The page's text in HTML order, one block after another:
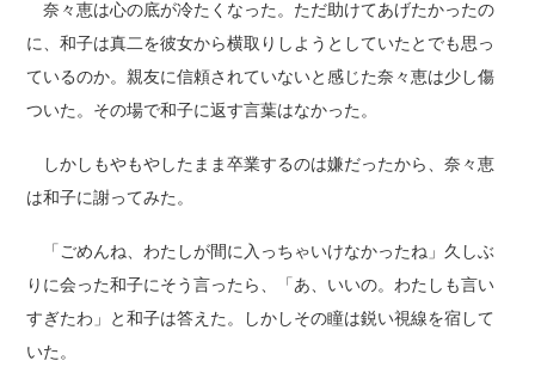
奈々恵は心の底が冷たくなった。ただ助けてあげたかったの
に、和子は真二を彼女から横取りしようとしていたとでも思っ
ているのか。親友に信頼されていないと感じた奈々恵は少し傷
ついた。その場で和子に返す言葉はなかった。
しかしもやもやしたまま卒業するのは嫌だったから、奈々恵
は和子に謝ってみた。
「ごめんね、わたしが間に入っちゃいけなかったね」久しぶ
りに会った和子にそう言ったら、「あ、いいの。わたしも言い
すぎたわ」と和子は答えた。しかしその瞳は鋭い視線を宿して
いた。